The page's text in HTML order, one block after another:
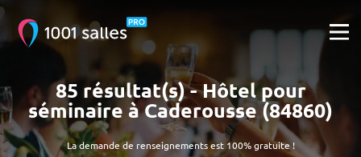
La demande de renseignements est 100% gratuite !
85 résultat(s) - Hôtel pour
séminaire à Caderousse (84860)